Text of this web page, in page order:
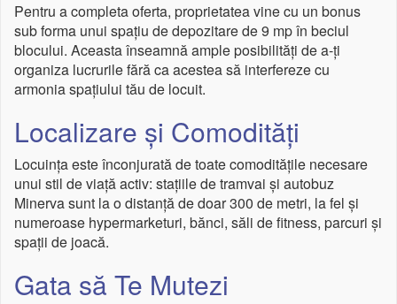
Pentru a completa oferta, proprietatea vine cu un bonus
sub forma unui spațiu de depozitare de 9 mp în beciul
blocului. Aceasta înseamnă ample posibilități de a-ți
organiza lucrurile fără ca acestea să interfereze cu
armonia spațiului tău de locuit.
Localizare și Comodități
Locuința este înconjurată de toate comoditățile necesare
unui stil de viață activ: stațiile de tramvai și autobuz
Minerva sunt la o distanță de doar 300 de metri, la fel și
numeroase hypermarketuri, bănci, săli de fitness, parcuri și
spații de joacă.
Gata să Te Mutezi